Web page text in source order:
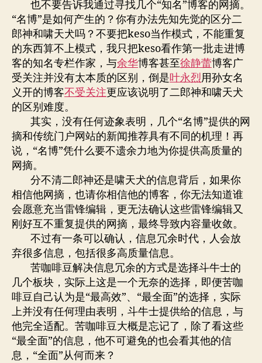
也不要告诉我通过寻找几个“知名”博客的网摘。
“名博”是如何产生的？你有办法先知先觉的区分二
郎神和啸天犬吗？不要把keso当作模式，不能重复
的东西算不上模式，我只把keso看作第一批走进博
客的知名专栏作家，与余华博客甚至徐静蕾博客广
受关注并没有太本质的区别，倒是叶永烈用孙女名
义开的博客不受关注更应该说明了二郎神和啸天犬
的区别难度。
其实，没有任何迹象表明，几个“名博”提供的网
摘和传统门户网站的新闻推荐具有不同的机理！再
说，“名博”凭什么要不遗余力地为你提供高质量的
网摘。
分不清二郎神还是啸天犬的信息背后，如果你
相信他网摘，也请你相信他的博客，你无法知道谁
会愿意充当雷锋编辑，更无法确认这些雷锋编辑又
刚好互不重复提供的网摘，最终导致内容量收敛。
不过有一条可以确认，信息冗余时代，人会放
弃很多信息，包括很多高质量信息。
苦咖啡豆解决信息冗余的方式是选择斗牛士的
几个板块，实际上这是一个无奈的选择，即便苦咖
啡豆自己认为是“最高效”、“最全面”的选择，实际
上并没有任何理由表明，斗牛士提供给的信息，与
他完全适配。苦咖啡豆大概是忘记了，除了看这些
“最全面”的信息，他不可避免的也会看其他的信
息，“全面”从何而来？